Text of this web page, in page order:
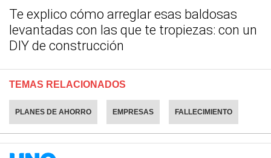
Te explico cómo arreglar esas baldosas
levantadas con las que te tropiezas: con un
DIY de construcción
TEMAS RELACIONADOS
PLANES DE AHORRO EMPRESAS FALLECIMIENTO